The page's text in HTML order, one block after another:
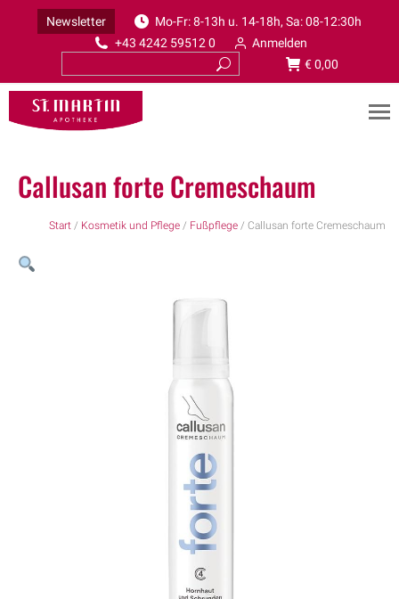
Newsletter
Mo-Fr: 8-13h u. 14-18h, Sa: 08-12:30h
+43 4242 59512 0
Anmelden
€0,00
Callusan forte Cremeschaum
Start / Kosmetik und Pflege / Fußpflege / Callusan forte Cremeschaum